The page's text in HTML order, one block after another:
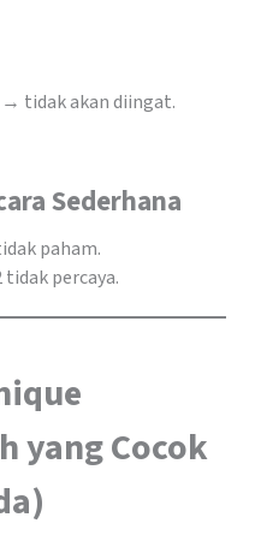
tidak akan diingat.
Sederhana
paham.
percaya.
yang Cocok